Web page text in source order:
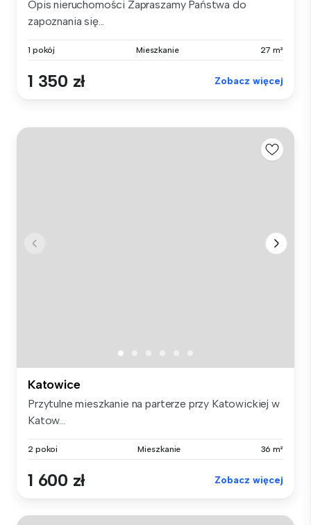
Opis nieruchomości Zapraszamy Państwa do
zapoznania się...
1 pokój Mieszkanie 27 m²
1 350 zł Zobacz więcej
Katowice
Przytulne mieszkanie na parterze przy Katowickiej w
Katow...
2 pokoi Mieszkanie 36 m²
1 600 zł Zobacz więcej